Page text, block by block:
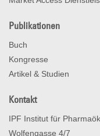
Publikationen
Buch
Kongresse
Artikel & Studien
Kontakt
IPF Institut für
Wolfengasse 4/7